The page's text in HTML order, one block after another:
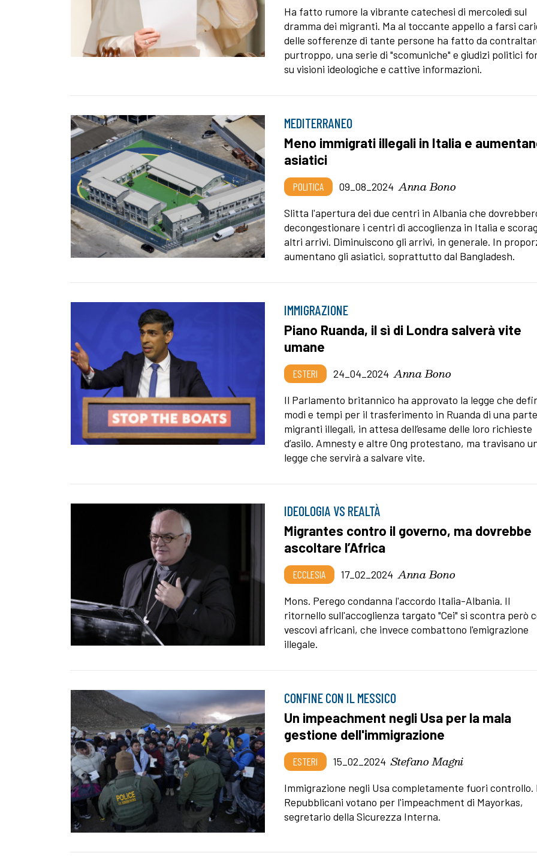
Ha fatto rumore la vibrante catechesi di mercoledì sul
dramma dei migranti. Ma al toccante appello a farsi
delle sofferenze di tante persone ha fatto da
purtroppo, una serie di "scomuniche" e giudizi politici
su visioni ideologiche e cattive informazioni.
MEDITERRANEO
Meno immigrati illegali in Italia e
asiatici
POLITICA 09_08_2024 Anna Bono
Slitta l'apertura dei due centri in Albania che
decongestionare i centri di accoglienza in Italia e
altri arrivi. Diminuiscono gli arrivi, in generale. In
aumentano gli asiatici, soprattutto dal Bangladesh.
IMMIGRAZIONE
Piano Ruanda, il sì di Londra salverà vite
umane
ESTERI 24_04_2024 Anna Bono
Il Parlamento britannico ha approvato la legge che
modi e tempi per il trasferimento in Ruanda di una
migranti illegali, in attesa dell’esame delle loro richieste
d’asilo. Amnesty e altre Ong protestano, ma travisano
legge che servirà a salvare vite.
IDEOLOGIA VS REALTÀ
Migrantes contro il governo, ma dovrebbe
ascoltare l’Africa
ECCLESIA 17_02_2024 Anna Bono
Mons. Perego condanna l'accordo Italia-Albania. Il
ritornello sull'accoglienza targato "Cei" si scontra però
vescovi africani, che invece combattono l'emigrazione
illegale.
CONFINE CON IL MESSICO
Un impeachment negli Usa per la mala
gestione dell'immigrazione
ESTERI 15_02_2024 Stefano Magni
Immigrazione negli Usa completamente fuori controllo. I
Repubblicani votano per l'impeachment di Mayorkas,
segretario della Sicurezza Interna.